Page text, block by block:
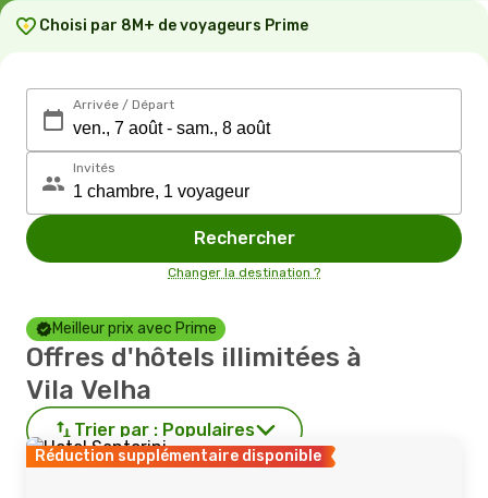
Choisi par 8M+ de voyageurs Prime
Arrivée / Départ
Invités
Rechercher
Changer la destination ?
Meilleur prix avec Prime
Offres d'hôtels illimitées à
Vila Velha
Trier par : Populaires
Réduction supplémentaire disponible